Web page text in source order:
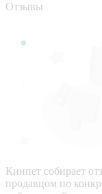
Отзывы
Кинпет собирает
продавцом по